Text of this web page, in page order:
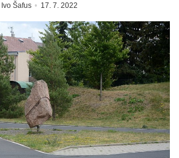
Ivo Šafus 17. 7. 2022